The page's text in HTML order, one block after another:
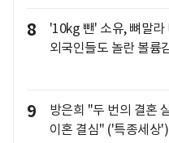
8
'10kg 뺀' 소유, 뼈말
외국인들도 놀란 볼륨
9
방은희 "두 번의 결혼
이혼 결심" ('특종세상')